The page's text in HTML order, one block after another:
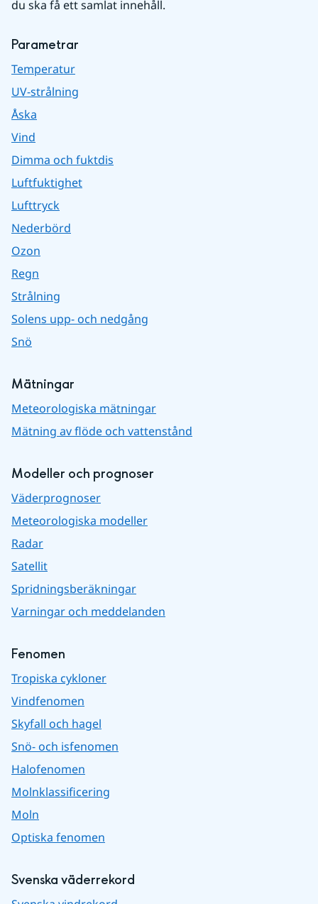
du ska få ett samlat innehåll.
Parametrar
Temperatur
UV-strålning
Åska
Vind
Dimma och fuktdis
Luftfuktighet
Lufttryck
Nederbörd
Ozon
Regn
Strålning
Solens upp- och nedgång
Snö
Mätningar
Meteorologiska mätningar
Mätning av flöde och vattenstånd
Modeller och prognoser
Väderprognoser
Meteorologiska modeller
Radar
Satellit
Spridningsberäkningar
Varningar och meddelanden
Fenomen
Tropiska cykloner
Vindfenomen
Skyfall och hagel
Snö- och isfenomen
Halofenomen
Molnklassificering
Moln
Optiska fenomen
Svenska väderrekord